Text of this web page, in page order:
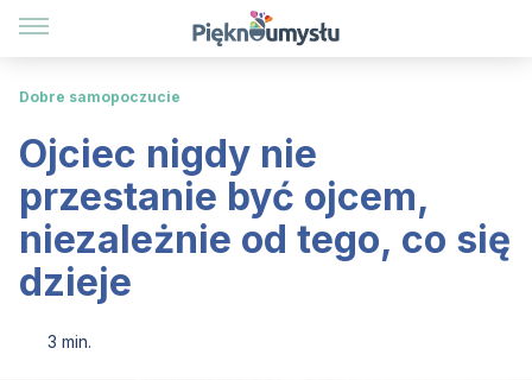
Dobre samopoczucie
Ojciec nigdy nie
przestanie być ojcem,
niezależnie od tego, co się
dzieje
3 min.